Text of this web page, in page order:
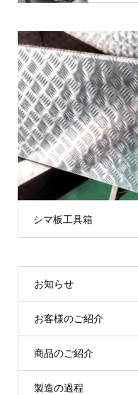
シマ板工具箱
お知らせ
お客様のご紹介
商品のご紹介
製造の過程